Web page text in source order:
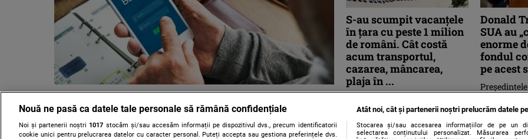
Premieră pentru toți clienții ING. Ce funcție
nouă este disponibilă în Home Bank. Poți
bloca instant fraudele
S-au scumpit vacanțele
în țara cu peste 1 milion
de români. Cât costă
acum transportul,
cazarea, mâncarea,
plaja în ...
Italia, țară unde muncesc cel
puțin 1,5 milioane de români și
care este și una dintre
Donald
SUA au
enorme
fondul
pe acest
îngrijorat de
folosite în
Nouă ne pasă ca datele tale personale să rămână confidențiale
Noi și partenerii noștri1017 stocăm și/sau accesăm informații pe dispozitivul dvs., precum identificatorii
cookie unici pentru prelucrarea datelor cu caracter personal. Puteți accepta sau gestiona preferințele dvs.
Atât noi, cât și partenerii noștri prelucrăm datele
Stocarea și/sau accesarea informațiilor de pe un
selectarea conținutului personalizat. Măsurarea